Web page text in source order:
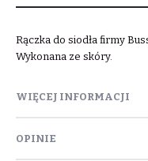
Rączka do siodła firmy
Wykonana ze skóry.
WIĘCEJ INFORMACJI
OPINIE